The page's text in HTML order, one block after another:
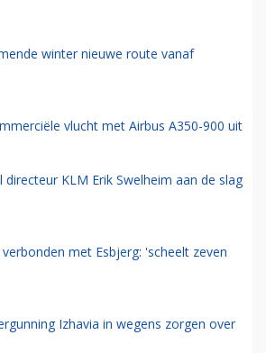
winter nieuwe route vanaf
vlucht met Airbus A350-900 uit
KLM Erik Swelheim aan de slag
met Esbjerg: 'scheelt zeven
Izhavia in wegens zorgen over